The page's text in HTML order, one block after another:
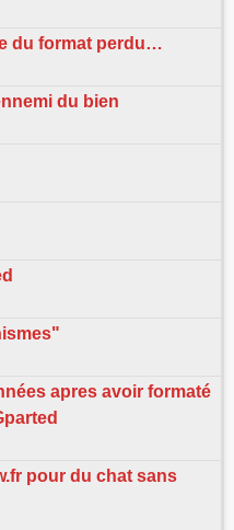
du format perdu…
du bien
apres avoir formaté
pour du chat sans